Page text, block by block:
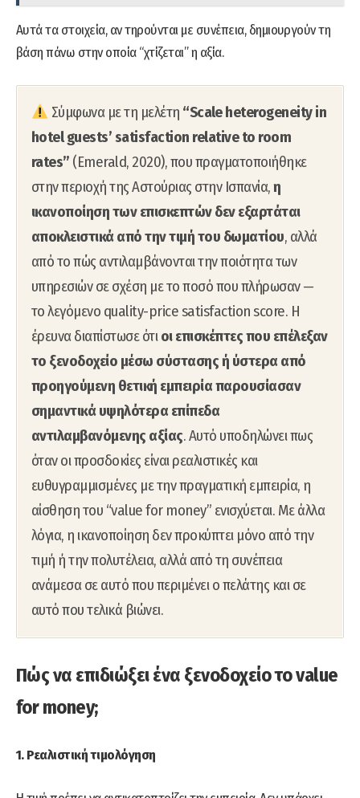
Αυτά τα στοιχεία, αν τηρούνται με συνέπεια, δημιουργούν τη
βάση πάνω στην οποία “χτίζεται” η αξία.
Σύμφωνα με τη μελέτη “Scale heterogeneity in
hotel guests’ satisfaction relative to room
rates” (Emerald, 2020), που πραγματοποιήθηκε
στην περιοχή της Αστούριας στην Ισπανία,η
ικανοποίηση των επισκεπτών δεν εξαρτάται
αποκλειστικά από την τιμή του δωματίου, αλλά
από το πώς αντιλαμβάνονται την ποιότητα των
υπηρεσιών σε σχέση με το ποσό που πλήρωσαν —
το λεγόμενο quality-price satisfaction score. Η
έρευνα διαπίστωσε ότιοι επισκέπτες που επέλεξαν
το ξενοδοχείο μέσω σύστασης ή ύστερα από
προηγούμενη θετική εμπειρία παρουσίασαν
σημαντικά υψηλότερα επίπεδα
αντιλαμβανόμενης αξίας. Αυτό υποδηλώνει πως
όταν οι προσδοκίες είναι ρεαλιστικές και
ευθυγραμμισμένες με την πραγματική εμπειρία, η
αίσθηση του “value for money” ενισχύεται. Με άλλα
λόγια, η ικανοποίηση δεν προκύπτει μόνο από την
τιμή ή την πολυτέλεια, αλλά από τη συνέπεια
ανάμεσα σε αυτό που περιμένει ο πελάτης και σε
αυτό που τελικά βιώνει.
Πώς να επιδιώξει ένα ξενοδοχείο το value
for money;
1. Ρεαλιστική τιμολόγηση